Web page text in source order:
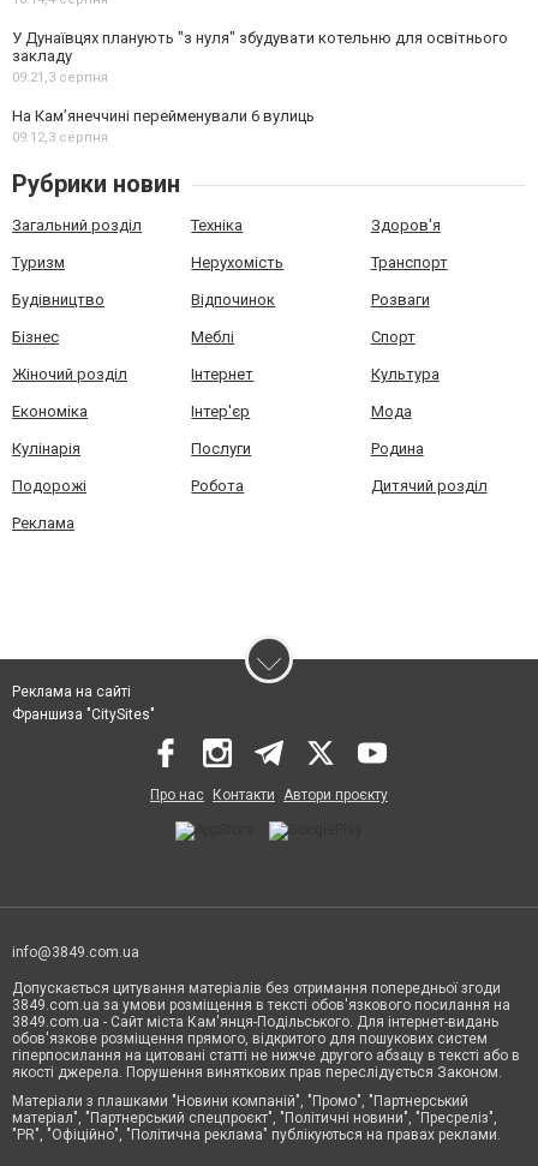
У Дунаївцях планують "з нуля" збудувати котельню для освітнього
закладу
09:21,3 серпня
На Камʼянеччині перейменували 6 вулиць
09:12,3 серпня
Рубрики новин
Загальний розділ Техніка Здоров'я
Туризм Нерухомість Транспорт
Будівництво Відпочинок Розваги
Бізнес Меблі Спорт
Жіночий розділ Інтернет Культура
Економіка Інтер'єр Мода
Кулінарія Послуги Родина
Подорожі Робота Дитячий розділ
Реклама
Реклама на сайті
Франшиза "CitySites"
Про нас Контакти Автори проєкту
info@3849.com.ua
Допускається цитування матеріалів без отримання попередньої згоди
3849.com.ua за умови розміщення в тексті обов'язкового посилання на
3849.com.ua - Сайт міста Кам'янця-Подільського. Для інтернет-видань
обов'язкове розміщення прямого, відкритого для пошукових систем
гіперпосилання на цитовані статті не нижче другого абзацу в тексті або в
якості джерела. Порушення виняткових прав переслідується Законом.
Матеріали з плашками "Новини компаній", "Промо", "Партнерський
матеріал", "Партнерський спецпроєкт", "Політичні новини", "Пресреліз",
"PR", "Офіційно", "Політична реклама" публікуються на правах реклами.